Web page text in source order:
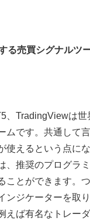
る売買シグナルツ
TradingViewは世
ムです。共通して
使えるという点に
、推奨のプログラ
ことができます。
ンジケーターを取
えば有名なトレー